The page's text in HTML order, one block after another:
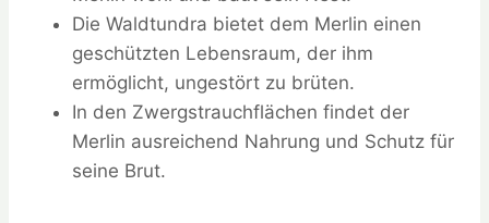
Die Waldtundra bietet dem Merlin einen
geschützten Lebensraum, der ihm
ermöglicht, ungestört zu brüten.
In den Zwergstrauchflächen findet der
Merlin ausreichend Nahrung und Schutz für
seine Brut.